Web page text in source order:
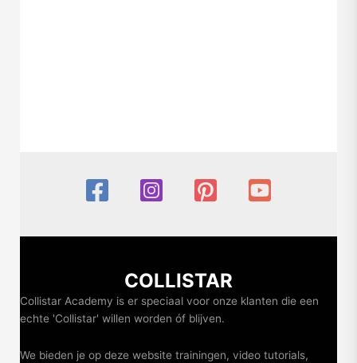
COLLISTAR
Collistar Academy is er speciaal voor onze klanten die een
echte 'Collistar' willen worden óf blijven.
We bieden je op deze website trainingen, video tutorials,